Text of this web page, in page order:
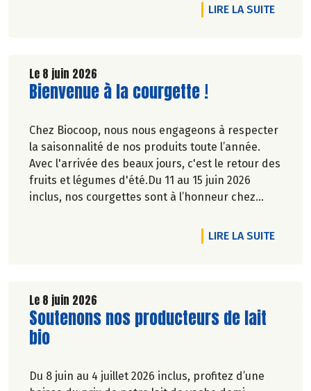
évidences ou d'actualité dans la société.LIRE LA SUITEDE
Le 8 juin 2026
Lire la suite de l'article
Bienvenue à la courgette !
Chez Biocoop, nous nous engageons à respecter
la saisonnalité de nos produits toute l’année.
Avec l'arrivée des beaux jours, c'est le retour des
fruits et légumes d'été.Du 11 au 15 juin 2026
inclus, nos courgettes sont à l’honneur chez
LIRE LA SUITEDE
Le 8 juin 2026
Lire la suite de l'article
Soutenons nos producteurs de lait
bio
Du 8 juin au 4 juillet 2026 inclus, profitez d’une